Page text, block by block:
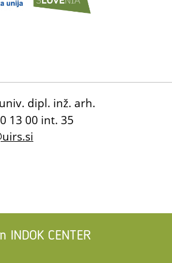
dipl. inž. arh.
13 00 int. 35
INDOK CENTER